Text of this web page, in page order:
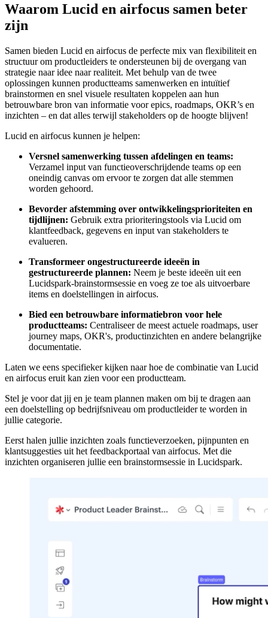
Waarom Lucid en airfocus samen beter
zijn
Samen bieden Lucid en airfocus de perfecte mix van flexibiliteit en
structuur om productleiders te ondersteunen bij de overgang van
strategie naar idee naar realiteit. Met behulp van de twee
oplossingen kunnen productteams samenwerken en intuïtief
brainstormen en snel visuele resultaten koppelen aan hun
betrouwbare bron van informatie voor epics, roadmaps, OKR’s en
inzichten – en dat alles terwijl stakeholders op de hoogte blijven!
Lucid en airfocus kunnen je helpen:
Versnel samenwerking tussen afdelingen en teams:
Verzamel input van functieoverschrijdende teams op een
oneindig canvas om ervoor te zorgen dat alle stemmen
worden gehoord.
Bevorder afstemming over ontwikkelingsprioriteiten en
tijdlijnen: Gebruik extra prioriteringstools via Lucid om
klantfeedback, gegevens en input van stakeholders te
evalueren.
Transformeer ongestructureerde ideeën in
gestructureerde plannen: Neem je beste ideeën uit een
Lucidspark-brainstormsessie en voeg ze toe als uitvoerbare
items en doelstellingen in airfocus.
Bied een betrouwbare informatiebron voor hele
productteams: Centraliseer de meest actuele roadmaps, user
journey maps, OKR's, productinzichten en andere belangrijke
documentatie.
Laten we eens specifieker kijken naar hoe de combinatie van Lucid
en airfocus eruit kan zien voor een productteam.
Stel je voor dat jij en je team plannen maken om bij te dragen aan
een doelstelling op bedrijfsniveau om productleider te worden in
jullie categorie.
Eerst halen jullie inzichten zoals functieverzoeken, pijnpunten en
klantsuggesties uit het feedbackportaal van airfocus. Met die
inzichten organiseren jullie een brainstormsessie in Lucidspark.